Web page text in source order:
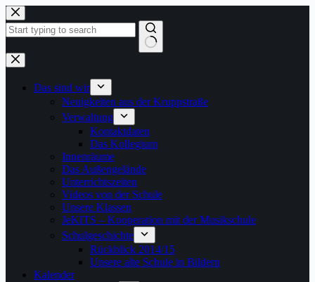
Zum
Inhalt
springen
Keine
Ergebnisse
Das sind wir
Neuigkeiten aus der Kruppstraße
Verwaltung
Kontaktdaten
Das Kollegium
Innenräume
Das Außengelände
Unterrichtszeiten
Videos von der Schule
Unsere Klassen
JeKITS – Kooperation mit der Musikschule
Schulgeschichte
Rückblick 2014/15
Unsere alte Schule in Bildern
Kalender